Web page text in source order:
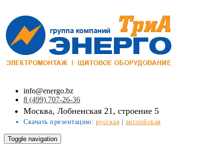
info@energo.bz
8 (499) 707-26-36
Москва, Лобненская 21, строение 5
Скачать презентацию: русская английская
Toggle navigation